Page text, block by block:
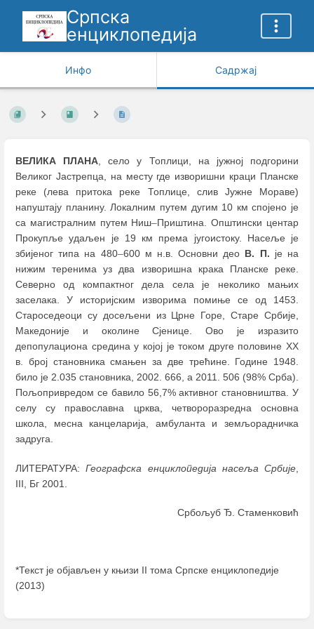
Српска
енциклопедија
Инфо Садржај
ВЕЛИКА ПЛАНА, село у Топлици, на јужној подгорини
Великог Јастрепца, на месту где изворишни краци Планске
реке (лева притока реке Топлице, слив Јужне Мораве)
напуштају планину. Локалним путем дугим 10 км спојено је
са магистралним путем Ниш–Приштина. Општински центар
Прокупље удаљен је 19 км према југоистоку. Насеље је
збијеног типа на 480–600 м н.в. Основни део В. П. је на
нижим теренима уз два изворишна крака Планске реке.
Северно од компактног дела села је неколико мањих
заселака. У историјским изворима помиње се од 1453.
Староседеоци су досељени из Црне Горе, Старе Србије,
Македоније и околине Сјенице. Ово је изразито
депопулациона средина у којој је током друге половине XX
в. број становника смањен за две трећине. Године 1948.
било је 2.035 становника, 2002. 666, а 2011. 506 (98% Срба).
Пољопривредом се бавило 56,7% активног становништва. У
селу су православна црква, четвороразредна основна
школа, месна канцеларија, амбуланта и земљорадничка
задруга.
ЛИТЕРАТУРА:Географска енциклопедија насеља Србије
III, Бг 2001.
Србољуб Ђ. Стаменковић
*Текст је објављен у књизи II тома Српске енциклопедије
(2013)